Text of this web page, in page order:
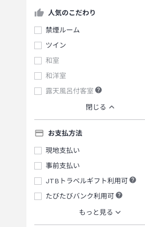
人気のこだわり
禁煙ルーム
ツイン
和室
和洋室
露天風呂付客室
閉じる
お支払方法
現地支払い
事前支払い
JTBトラベルギフト利用可
たびたびバンク利用可
もっと見る